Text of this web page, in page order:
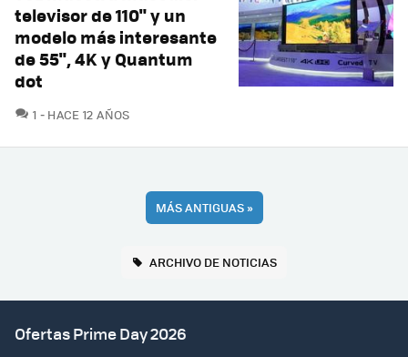
televisor de 110" y un
modelo más interesante
de 55", 4K y Quantum
dot
1 COMENTARIOS
HACE 12 AÑOS
MÁS ANTIGUAS»
ARCHIVO DE NOTICIAS
Ofertas Prime Day 2026